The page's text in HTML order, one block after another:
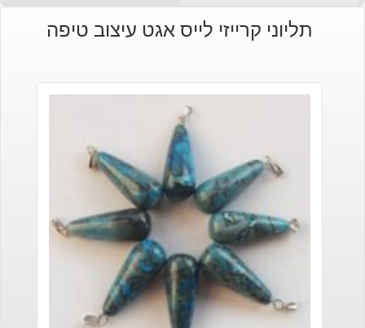
תליוני קרייזי לייס אגט עיצוב טיפה